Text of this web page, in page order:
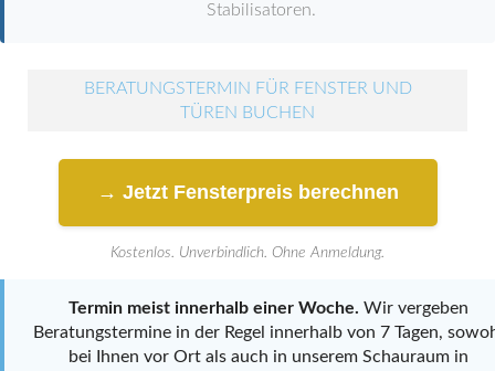
Stabilisatoren.
BERATUNGSTERMIN FÜR FENSTER UND
TÜREN BUCHEN
→ Jetzt Fensterpreis berechnen
Kostenlos. Unverbindlich. Ohne Anmeldung.
Termin meist innerhalb einer Woche. Wir vergeben
Beratungstermine in der Regel innerhalb von 7 Tagen,
bei Ihnen vor Ort als auch in unserem Schauraum in